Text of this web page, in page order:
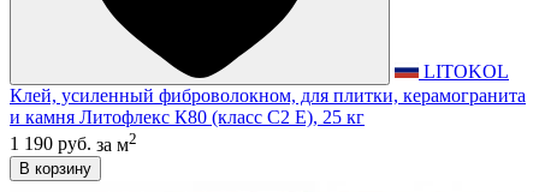
LITOKOL
Клей, усиленный фиброволокном, для плитки, керамогранита
и камня Литофлекс К80 (класс С2 E), 25 кг
1 190 руб. за м2
В корзину